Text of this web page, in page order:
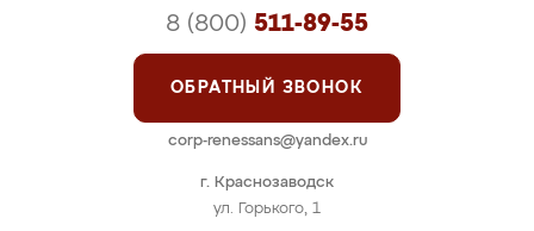
г. Краснозаводск
ул. Горького, 1
8 (800) 511-89-55
ОБРАТНЫЙ ЗВОНОК
corp-renessans@yandex.ru